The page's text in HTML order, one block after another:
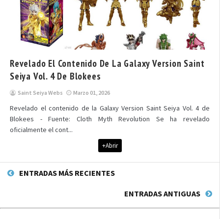
Revelado El Contenido De La Galaxy Version Saint
Seiya Vol. 4 De Blokees
Saint Seiya Webs Marzo 01, 2026
Revelado el contenido de la Galaxy Version Saint Seiya Vol. 4 de
Blokees - Fuente: Cloth Myth Revolution Se ha revelado
oficialmente el cont...
+Abrir
ENTRADAS MÁS RECIENTES
ENTRADAS ANTIGUAS